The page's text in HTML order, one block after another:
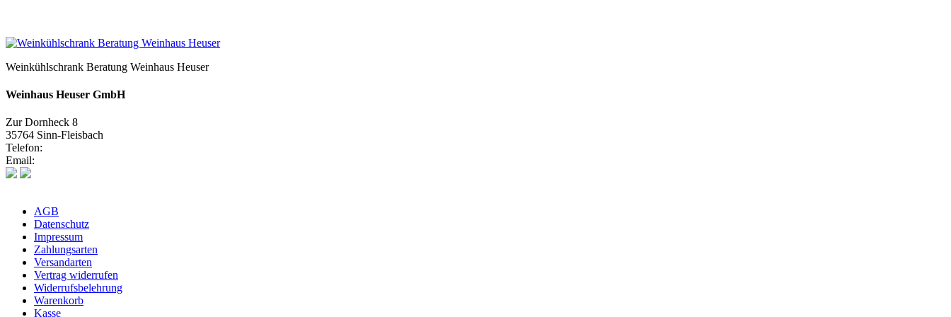
Weinkühlschrank Beratung Weinhaus Heuser
Weinhaus Heuser GmbH
Zur Dornheck 8
35764 Sinn-Fleisbach
Telefon:
Email:
AGB
Datenschutz
Impressum
Zahlungsarten
Versandarten
Vertrag widerrufen
Widerrufsbelehrung
Warenkorb
Kasse